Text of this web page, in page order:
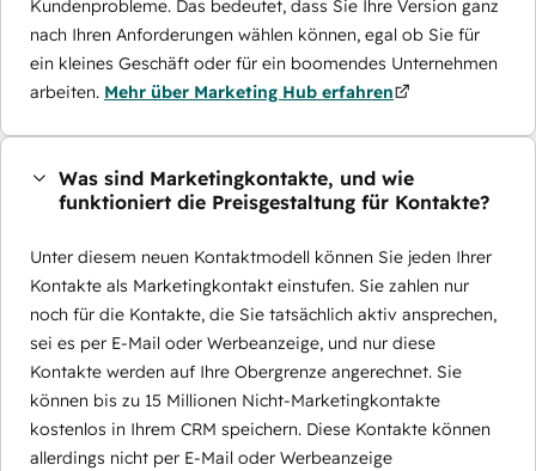
Kundenprobleme. Das bedeutet, dass Sie Ihre Version ganz
nach Ihren Anforderungen wählen können, egal ob Sie für
ein kleines Geschäft oder für ein boomendes Unternehmen
arbeiten. Mehr über Marketing Hub erfahren
Was sind Marketingkontakte, und wie
funktioniert die Preisgestaltung für Kontakte?
Unter diesem neuen Kontaktmodell können Sie jeden Ihrer
Kontakte als Marketingkontakt einstufen. Sie zahlen nur
noch für die Kontakte, die Sie tatsächlich aktiv ansprechen,
sei es per E-Mail oder Werbeanzeige, und nur diese
Kontakte werden auf Ihre Obergrenze angerechnet. Sie
können bis zu 15 Millionen Nicht-Marketingkontakte
kostenlos in Ihrem CRM speichern. Diese Kontakte können
allerdings nicht per E-Mail oder Werbeanzeige